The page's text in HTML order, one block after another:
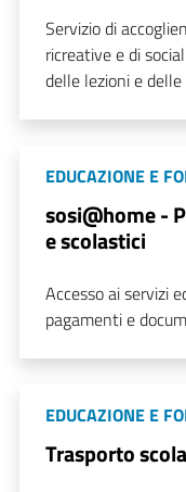
Servizio di
ricreative e di
delle lezioni e
EDUCAZIONE E
sosi@home -
e scolastici
Accesso ai servizi
pagamenti e
EDUCAZIONE E
Trasporto